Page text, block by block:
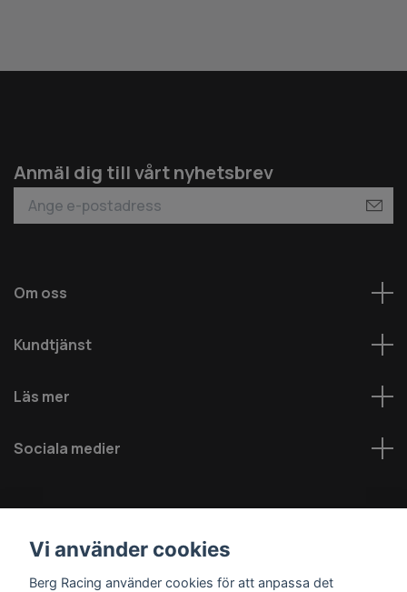
Anmäl dig till vårt nyhetsbrev
Om oss
Kundtjänst
Läs mer
Sociala medier
Vi använder cookies
Berg Racing använder cookies för att anpassa det